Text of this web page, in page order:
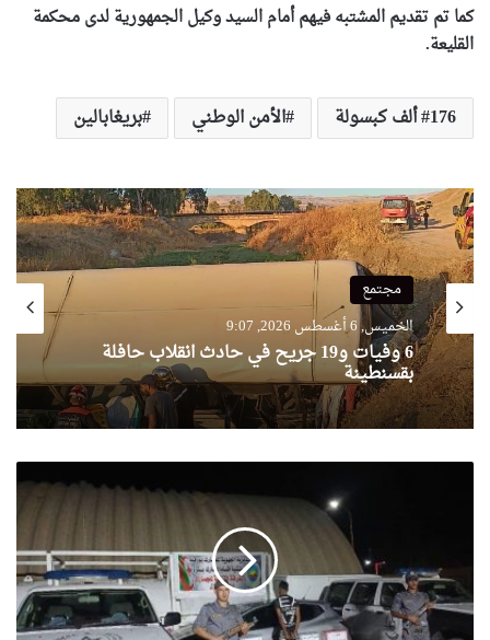
كما تم تقديم المشتبه فيهم أمام السيد وكيل الجمهورية لدى محكمة
القليعة.
176 ألف كبسولة الأمن الوطني بريغابالين
مجتمع
الخميس, 6 أغسطس 2026, 9:07
6 وفيات و19 جريح في حادث انقلاب حافلة
بقسنطينة
جمارك
19.000
كبسولة
بريغابالين
بأولاد